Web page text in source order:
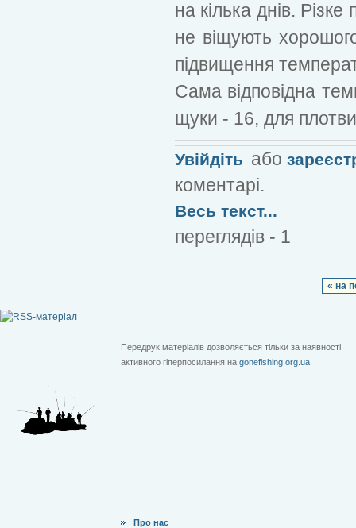
на кілька днів.
не віщують
підвищення
Сама відповідна
щуки - 16, для
Увійдіть або
коментарі.
Весь текст...
переглядів - 1
« на
Передрук матеріалів дозволяється тільки за наявності
активного гіперпосилання на gonefishing.org.ua
Про нас